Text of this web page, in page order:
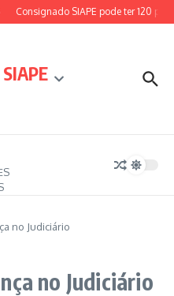
Consignado SIAPE pode ter 120
no Judiciário
no Judiciário